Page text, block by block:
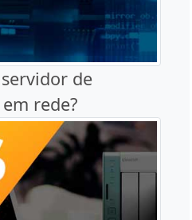
de
rede?